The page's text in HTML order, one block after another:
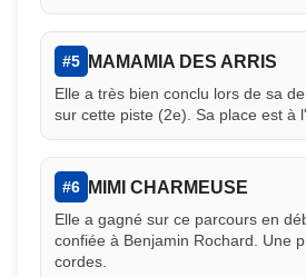
#5 MAMAMIA DES ARRIS
Elle a très bien conclu lors de sa
sur cette piste (2e). Sa place est à
#6 MIMI CHARMEUSE
Elle a gagné sur ce parcours en
confiée à Benjamin Rochard. Une
cordes.